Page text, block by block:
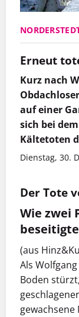
Erneut
Kurz nach
auf einer
sich bei
Kältetoten
Dienstag, 30.
Der Tote
Wie zwei
(aus
Als
Boden
gewachsene